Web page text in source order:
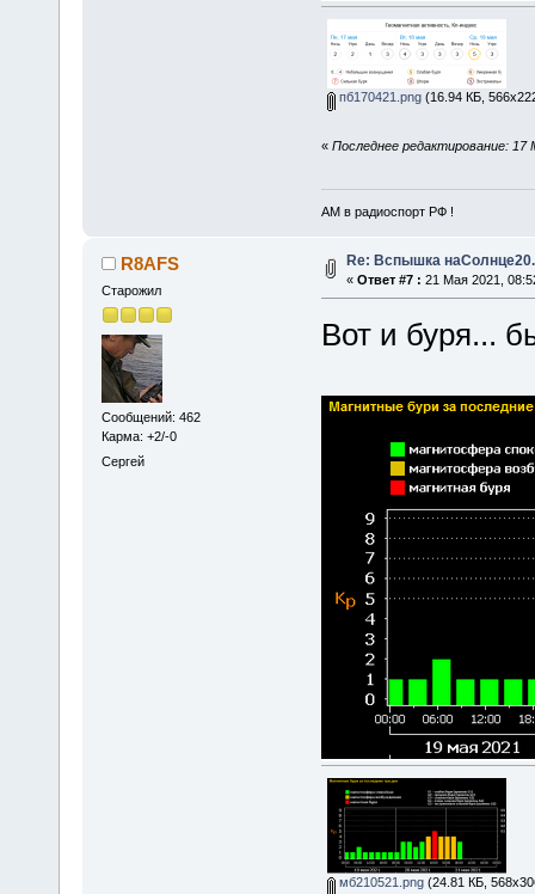
пб170421.png(16.94 КБ,
« Последнее редактирование: 17
АМ в радиоспорт РФ !
R8AFS
Старожил
Сообщений: 462
Карма: +2/-0
Сергей
Re: Вспышка
« Ответ #7 : 21 Мая 2021,
Вот и буря...
мб210521.png(24.81 КБ,